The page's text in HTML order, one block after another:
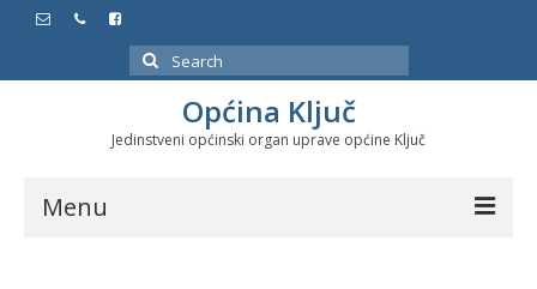
Search
for:
Općina Ključ
Jedinstveni općinski organ uprave općine Ključ
Menu